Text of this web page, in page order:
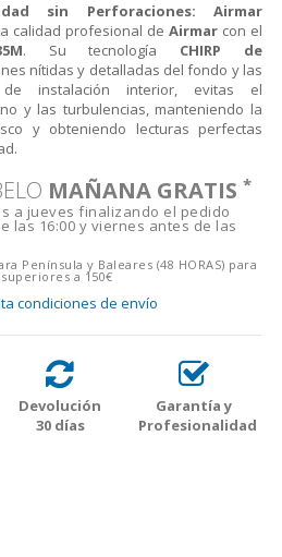
sin Perforaciones: Airmar
calidad profesional de Airmar con el
. Su tecnología CHIRP de
nítidas y detalladas del fondo y las
instalación interior, evitas el
y las turbulencias, manteniendo la
y obteniendo lecturas perfectas
MAÑANA GRATIS *
a jueves finalizando el pedido
las 16:00 y viernes antes de las
Península y Baleares (48 HORAS) para
a 150€
condiciones de envío
Devolución
30 días
Garantía y
Profesionalidad